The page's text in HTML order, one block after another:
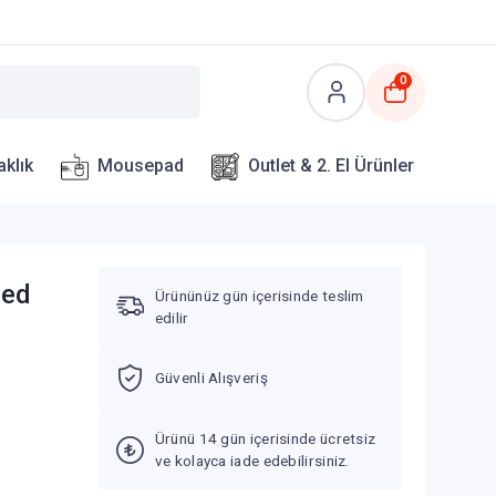
0
Mousepad Outlet & 2. El Ürünler
Ürününüz gün içerisinde teslim
edilir
Güvenli Alışveriş
Ürünü 14 gün içerisinde ücretsiz
ve kolayca iade edebilirsiniz.